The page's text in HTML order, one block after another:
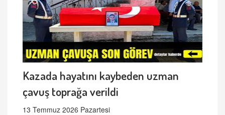
Kazada hayatını kaybeden uzman
çavuş toprağa verildi
13 Temmuz 2026 Pazartesi